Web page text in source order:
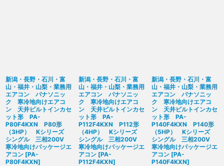
新潟・長野・石川・富
山・福井・山梨・業務用
エアコン パナソニッ
ク 寒冷地向けエアコ
ン 天井ビルトインカセ
ット形 PA-
P80F4KXN P80形
（3HP） Kシリーズ
シングル 三相200V
寒冷地向けパッケージエ
アコン [PA-
P80F4KXN]
新潟・長野・石川・富
山・福井・山梨・業務用
エアコン パナソニッ
ク 寒冷地向けエアコ
ン 天井ビルトインカセ
ット形 PA-
P112F4KXN P112形
（4HP） Kシリーズ
シングル 三相200V
寒冷地向けパッケージエ
アコン [PA-
P112F4KXN]
新潟・長野・石川・富
山・福井・山梨・業務用
エアコン パナソニッ
ク 寒冷地向けエアコ
ン 天井ビルトインカセ
ット形 PA-
P140F4KXN P140形
（5HP） Kシリーズ
シングル 三相200V
寒冷地向けパッケージエ
アコン [PA-
P140F4KXN]